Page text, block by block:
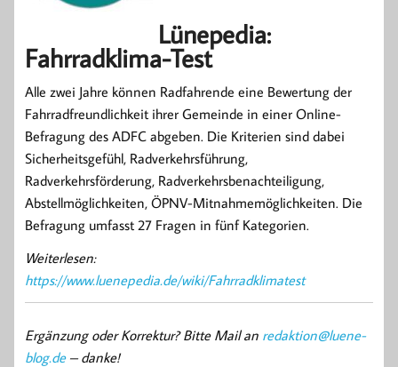
Lünepedia:
Fahrradklima-Test
Alle zwei Jahre können Radfahrende eine Bewertung der
Fahrradfreundlichkeit ihrer Gemeinde in einer Online-
Befragung des ADFC abgeben. Die Kriterien sind dabei
Sicherheitsgefühl, Radverkehrsführung,
Radverkehrsförderung, Radverkehrsbenachteiligung,
Abstellmöglichkeiten, ÖPNV-Mitnahmemöglichkeiten. Die
Befragung umfasst 27 Fragen in fünf Kategorien.
Weiterlesen:
https://www.luenepedia.de/wiki/Fahrradklimatest
Ergänzung oder Korrektur? Bitte Mail an redaktion@luene-
blog.de– danke!